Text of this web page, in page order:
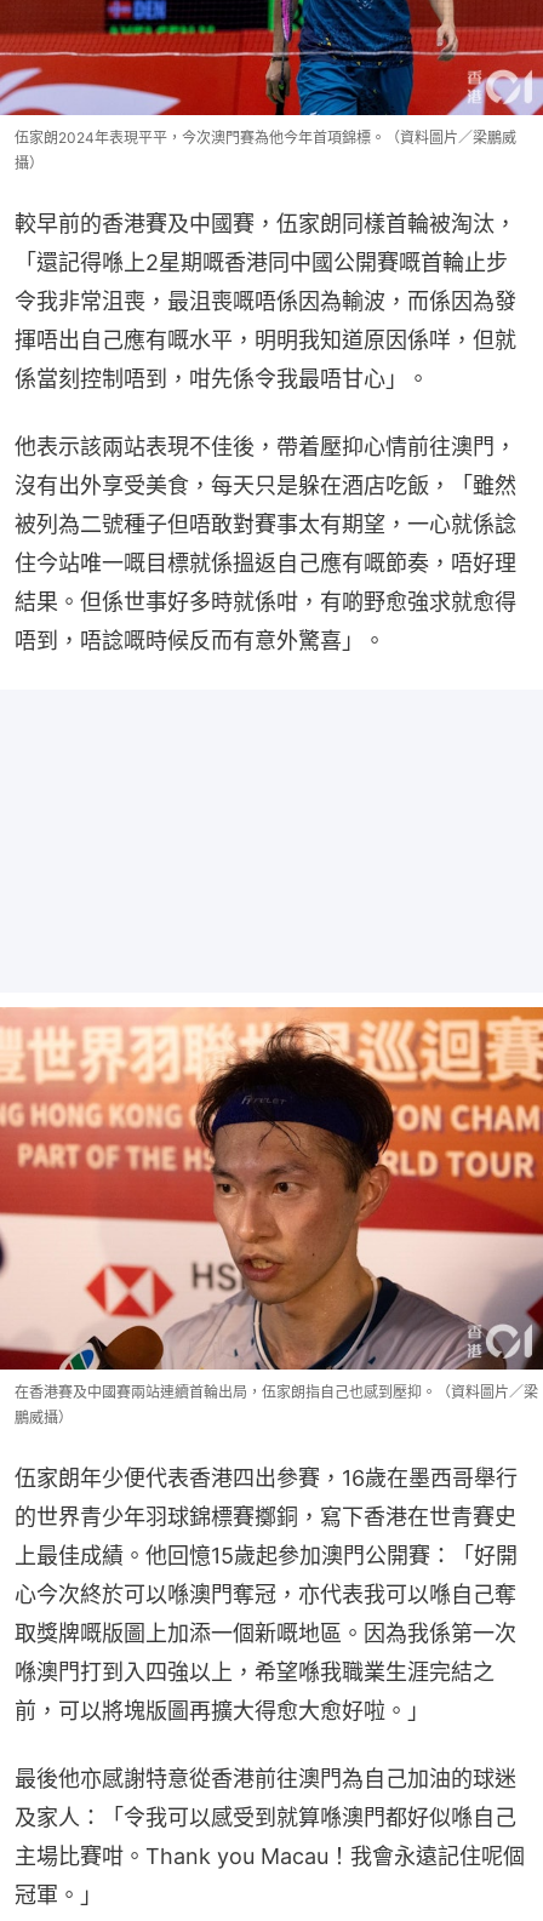
伍家朗2024年表現平平，今次澳門賽為他今年首項錦標。（資料圖片／梁鵬威
攝）
較早前的香港賽及中國賽，伍家朗同樣首輪被淘汰，
「還記得喺上2星期嘅香港同中國公開賽嘅首輪止步
令我非常沮喪，最沮喪嘅唔係因為輸波，而係因為發
揮唔出自己應有嘅水平，明明我知道原因係咩，但就
係當刻控制唔到，咁先係令我最唔甘心」。
他表示該兩站表現不佳後，帶着壓抑心情前往澳門，
沒有出外享受美食，每天只是躲在酒店吃飯，「雖然
被列為二號種子但唔敢對賽事太有期望，一心就係諗
住今站唯一嘅目標就係搵返自己應有嘅節奏，唔好理
結果。但係世事好多時就係咁，有啲野愈強求就愈得
唔到，唔諗嘅時候反而有意外驚喜」。
在香港賽及中國賽兩站連續首輪出局，伍家朗指自己也感到壓抑。（資料圖片／梁
鵬威攝）
伍家朗年少便代表香港四出參賽，16歲在墨西哥舉行
的世界青少年羽球錦標賽擲銅，寫下香港在世青賽史
上最佳成績。他回憶15歲起參加澳門公開賽：「好開
心今次終於可以喺澳門奪冠，亦代表我可以喺自己奪
取獎牌嘅版圖上加添一個新嘅地區。因為我係第一次
喺澳門打到入四強以上，希望喺我職業生涯完結之
前，可以將塊版圖再擴大得愈大愈好啦。」
最後他亦感謝特意從香港前往澳門為自己加油的球迷
及家人：「令我可以感受到就算喺澳門都好似喺自己
主場比賽咁。Thank you Macau！我會永遠記住呢個
冠軍。」